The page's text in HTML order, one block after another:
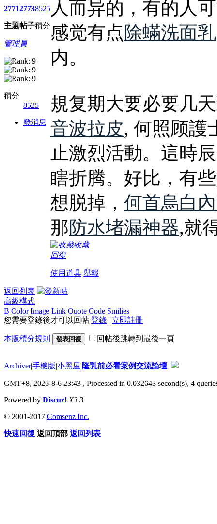
2771
主題
2773
帖子
8525
積分
管理員
積分
8525
發消息
人而异的，有的人
感觉有点除蟎洗面乳
内。
規复期大要必要几
音波拉皮, 何照顾護
止激烈活動。這時
瞎折腾。好比，有
想脱掉， 何首烏白
那防水堵漏神器,就
收藏
回復
使用道具 舉報
返回列表
高級模式
B Color Image Link Quote Code Smilies
您需要登錄後才可以回帖 登錄 | 立即註冊
本版積分規則 發表回復 回帖後跳轉到最後一頁
Archiver|手機版|小黑屋|隆乳前必看案例交流論壇
GMT+8, 2026-8-6 23:43 , Processed in 0.032643 second(s), 4
Powered by Discuz! X3.3
© 2001-2017 Comsenz Inc.
快速回復 返回頂部 返回列表